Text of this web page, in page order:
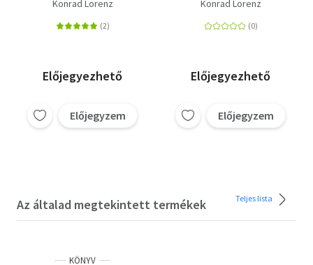
Konrad Lorenz
Előjegyezhető
Előjegyzem
Konrad Lorenz
Előjegyezhető
Előjegyzem
Az általad megtekintett termékek Teljes lista
KÖNYV